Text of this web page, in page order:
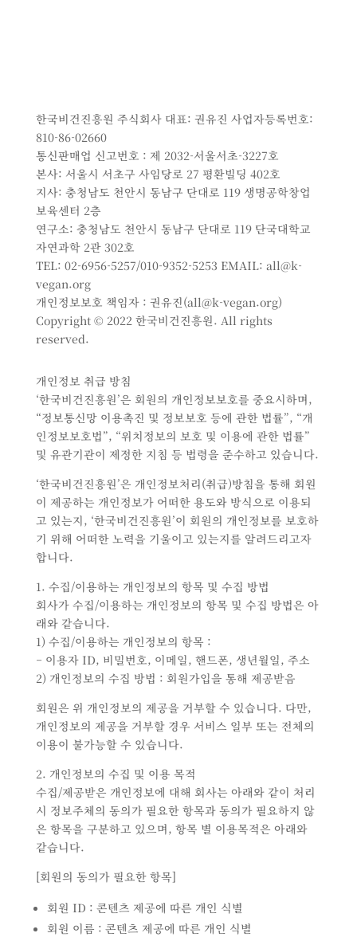
한국비건진흥원 주식회사 대표: 권유진 사업자등록번호:
810-86-02660
통신판매업 신고번호 : 제 2032-서울서초-3227호
본사: 서울시 서초구 사임당로 27 평환빌딩 402호
지사: 충청남도 천안시 동남구 단대로 119 생명공학창업
보육센터 2층
연구소: 충청남도 천안시 동남구 단대로 119 단국대학교
자연과학 2관 302호
TEL: 02-6956-5257/010-9352-5253 EMAIL: all@k-
vegan.org
개인정보보호 책임자 : 권유진(all@k-vegan.org)
Copyright © 2022 한국비건진흥원. All rights
reserved.
개인정보 취급 방침
‘한국비건진흥원’은 회원의 개인정보보호를 중요시하며,
“정보통신망 이용촉진 및 정보보호 등에 관한 법률”, “개
인정보보호법”, “위치정보의 보호 및 이용에 관한 법률”
및 유관기관이 제정한 지침 등 법령을 준수하고 있습니다.
‘한국비건진흥원’은 개인정보처리(취급)방침을 통해 회원
이 제공하는 개인정보가 어떠한 용도와 방식으로 이용되
고 있는지, ‘한국비건진흥원’이 회원의 개인정보를 보호하
기 위해 어떠한 노력을 기울이고 있는지를 알려드리고자
합니다.
1. 수집/이용하는 개인정보의 항목 및 수집 방법
회사가 수집/이용하는 개인정보의 항목 및 수집 방법은 아
래와 같습니다.
1) 수집/이용하는 개인정보의 항목 :
– 이용자 ID, 비밀번호, 이메일, 핸드폰, 생년월일, 주소
2) 개인정보의 수집 방법 : 회원가입을 통해 제공받음
회원은 위 개인정보의 제공을 거부할 수 있습니다. 다만,
개인정보의 제공을 거부할 경우 서비스 일부 또는 전체의
이용이 불가능할 수 있습니다.
2. 개인정보의 수집 및 이용 목적
수집/제공받은 개인정보에 대해 회사는 아래와 같이 처리
시 정보주체의 동의가 필요한 항목과 동의가 필요하지 않
은 항목을 구분하고 있으며, 항목 별 이용목적은 아래와
같습니다.
[회원의 동의가 필요한 항목]
회원 ID : 콘텐츠 제공에 따른 개인 식별
회원 이름 : 콘텐츠 제공에 따른 개인 식별